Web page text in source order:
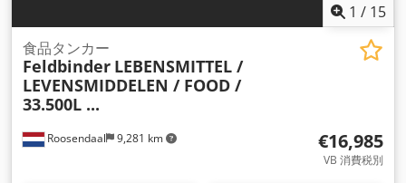
1 / 15
Roosendaal 9,281 km
食品タンカー
Feldbinder LEBENSMITTEL /
LEVENSMIDDELEN / FOOD /
33.500L ...
€16,985
VB 消費税別